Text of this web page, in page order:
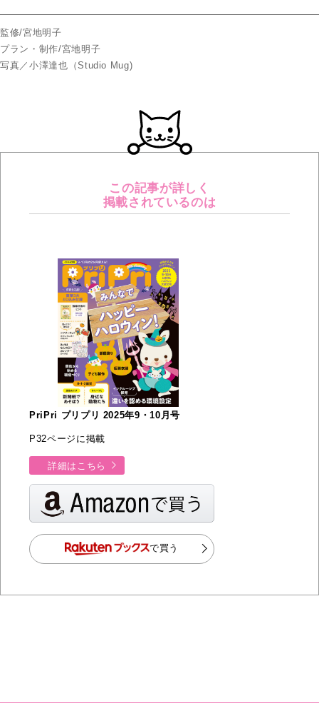
監修/宮地明子
プラン・制作/宮地明子
写真／小澤達也（Studio Mug)
この記事が詳しく
掲載されているのは
PriPri プリプリ 2025年9・10月号
P32ページに掲載
詳細はこちら
で買う